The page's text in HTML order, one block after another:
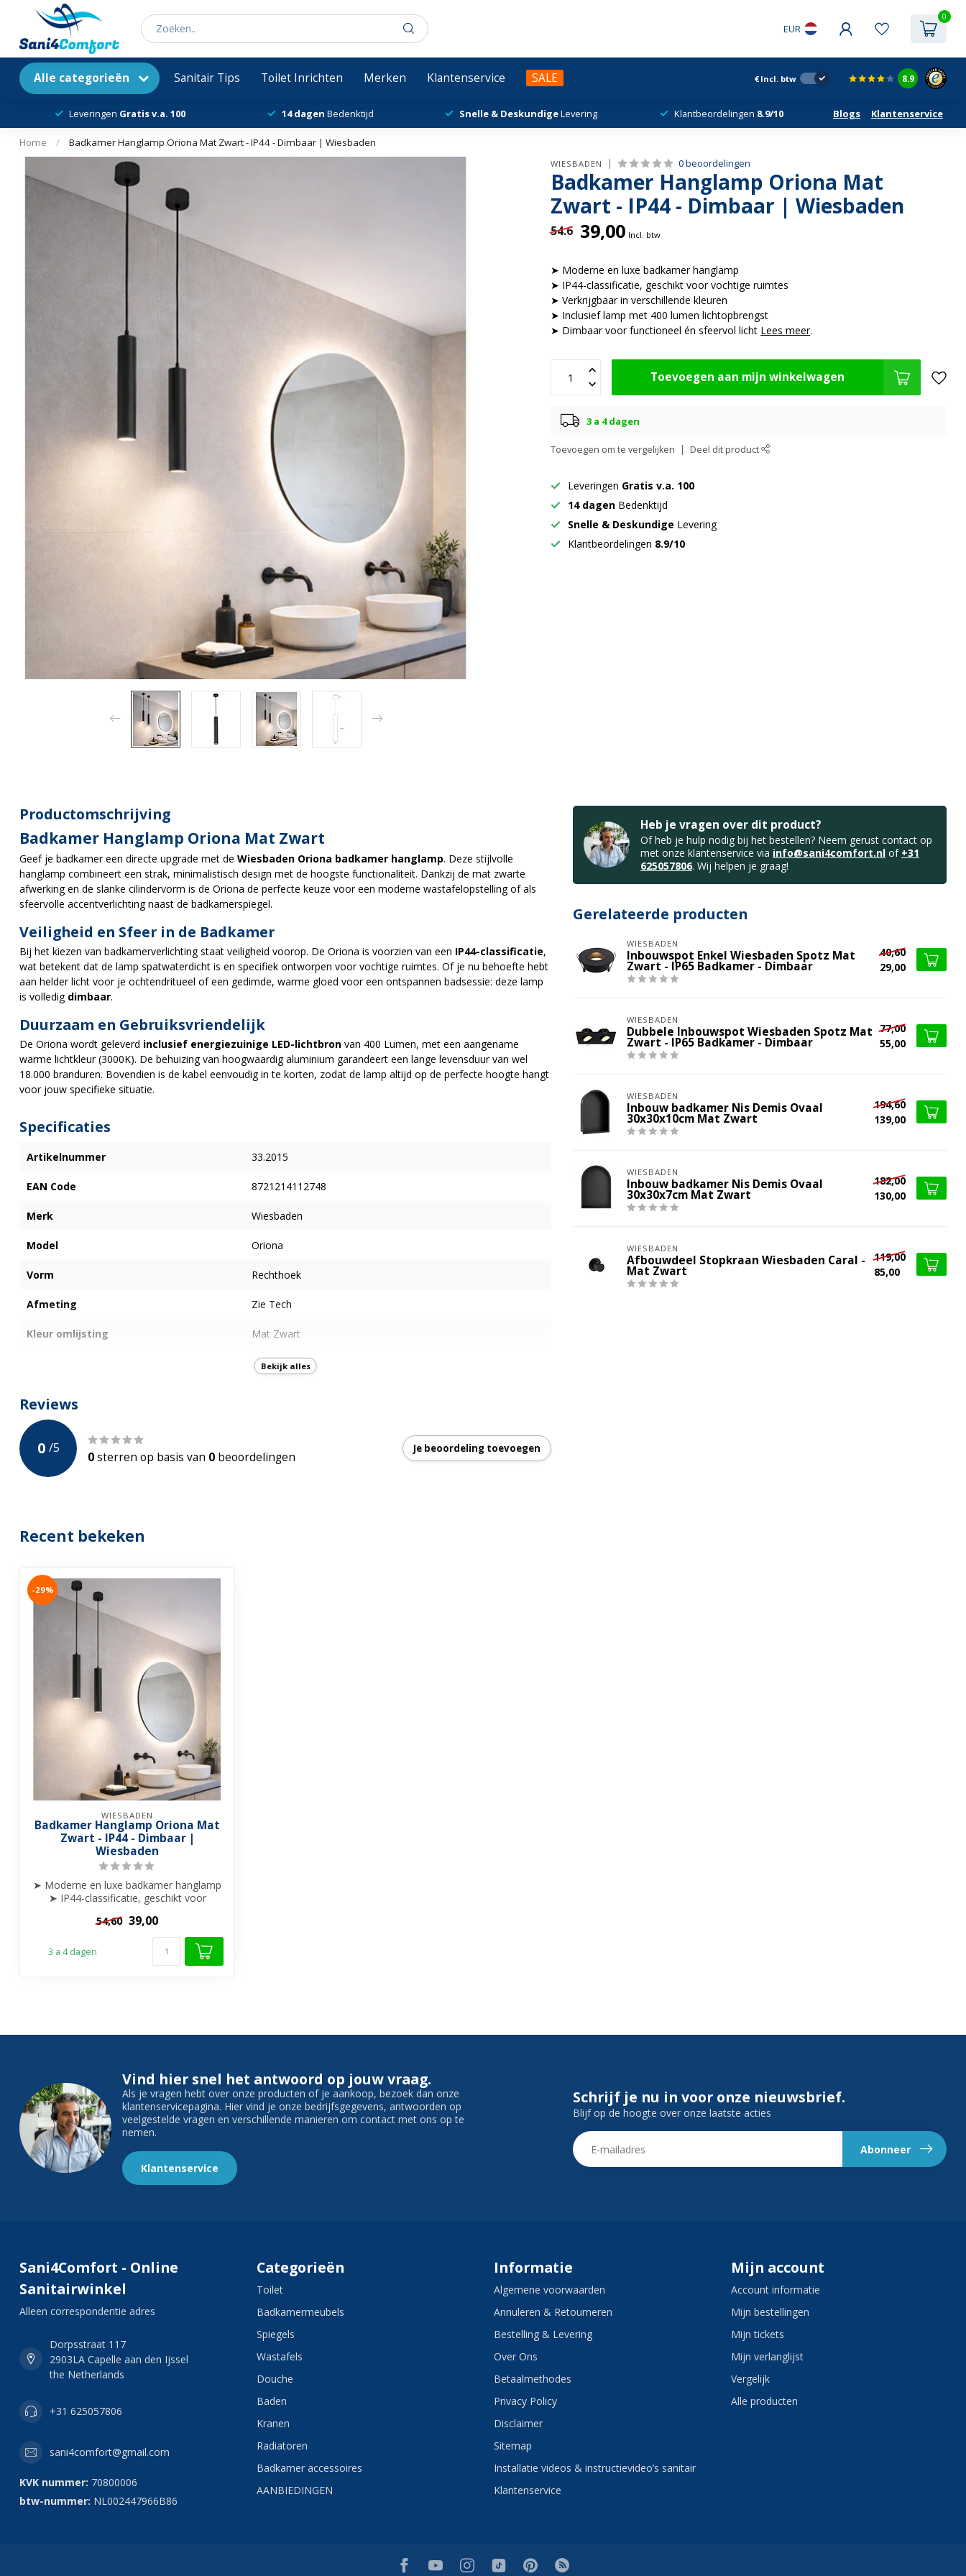
EUR
0
Alle categorieën Sanitair Tips Toilet Inrichten Merken Klantenservice SALE € Incl. btw 8.9
Leveringen Gratis v.a. 100 14 dagen Bedenktijd Snelle & DeskundigeLevering Klantbeordelingen 8.9/10 Blogs Klantenservice
Home / Badkamer Hanglamp Oriona Mat Zwart - IP44 - Dimbaar | Wiesbaden
WIESBADEN 0 beoordelingen
Badkamer Hanglamp Oriona Mat
Zwart - IP44 - Dimbaar | Wiesbaden
54.6 39,00 Incl. btw
➤ Moderne en luxe badkamer hanglamp
➤ IP44-classificatie, geschikt voor vochtige ruimtes
➤ Verkrijgbaar in verschillende kleuren
➤ Inclusief lamp met 400 lumen lichtopbrengst
➤ Dimbaar voor functioneel én sfeervol licht Lees meer.
Toevoegen aan mijn winkelwagen
3 a 4 dagen
Toevoegen om te vergelijken Deel dit product
Leveringen Gratis v.a. 100
14 dagen Bedenktijd
Snelle & Deskundige Levering
Klantbeordelingen 8.9/10
Productomschrijving
Badkamer Hanglamp Oriona Mat Zwart
Geef je badkamer een directe upgrade met de Wiesbaden Oriona badkamer hanglamp. Deze stijlvolle
hanglamp combineert een strak, minimalistisch design met de hoogste functionaliteit. Dankzij de mat zwarte
afwerking en de slanke cilindervorm is de Oriona de perfecte keuze voor een moderne wastafelopstelling of als
sfeervolle accentverlichting naast de badkamerspiegel.
Veiligheid en Sfeer in de Badkamer
Bij het kiezen van badkamerverlichting staat veiligheid voorop. De Oriona is voorzien van een IP44-classificatie,
wat betekent dat de lamp spatwaterdicht is en specifiek ontworpen voor vochtige ruimtes. Of je nu behoefte hebt
aan helder licht voor je ochtendritueel of een gedimde, warme gloed voor een ontspannen badsessie: deze lamp
is volledig dimbaar.
Duurzaam en Gebruiksvriendelijk
De Oriona wordt geleverd inclusief energiezuinige LED-lichtbron van 400 Lumen, met een aangename
warme lichtkleur (3000K). De behuizing van hoogwaardig aluminium garandeert een lange levensduur van wel
18.000 branduren. Bovendien is de kabel eenvoudig in te korten, zodat de lamp altijd op de perfecte hoogte hangt
voor jouw specifieke situatie.
Specificaties
Artikelnummer 33.2015
EAN Code 8721214112748
Merk Wiesbaden
Model Oriona
Vorm Rechthoek
Afmeting Zie Tech
Kleur omlijsting Mat Zwart
Digitale scherm
Type Schakelaar N.B.
Plek verlichting
Kleur verlichting
IP-Waarde
Bekijk alles
Reviews
0 /5
0sterren op basis van 0 beoordelingen
Je beoordeling toevoegen
Heb je vragen over dit product?
Of heb je hulp nodig bij het bestellen? Neem gerust contact op
met onze klantenservice via info@sani4comfort.nl of +31
625057806. Wij helpen je graag!
Gerelateerde producten
WIESBADEN
Inbouwspot Enkel Wiesbaden Spotz Mat
Zwart - IP65 Badkamer - Dimbaar
40,60
29,00
WIESBADEN
Dubbele Inbouwspot Wiesbaden Spotz Mat
Zwart - IP65 Badkamer - Dimbaar
77,00
55,00
WIESBADEN
Inbouw badkamer Nis Demis Ovaal
30x30x10cm Mat Zwart
194,60
139,00
WIESBADEN
Inbouw badkamer Nis Demis Ovaal
30x30x7cm Mat Zwart
182,00
130,00
WIESBADEN
Afbouwdeel Stopkraan Wiesbaden Caral -
Mat Zwart
119,00
85,00
Recent bekeken
-29%
WIESBADEN
Badkamer Hanglamp Oriona Mat
Zwart - IP44 - Dimbaar |
Wiesbaden
➤ Moderne en luxe badkamer hanglamp
➤ IP44-classificatie, geschikt voor
54,60 39,00
3 a 4 dagen
Vind hier snel het antwoord op jouw vraag.
Als je vragen hebt over onze producten of je aankoop, bezoek dan onze
klantenservicepagina. Hier vind je onze bedrijfsgegevens, antwoorden op
veelgestelde vragen en verschillende manieren om contact met ons op te
nemen.
Klantenservice
Schrijf je nu in voor onze nieuwsbrief.
Blijf op de hoogte over onze laatste acties
Abonneer
Sani4Comfort - Online
Sanitairwinkel
Alleen correspondentie adres
Dorpsstraat 117
2903LA Capelle aan den Ijssel
the Netherlands
+31 625057806
sani4comfort@gmail.com
KVK nummer: 70800006
btw-nummer: NL002447966B86
Categorieën
Toilet
Badkamermeubels
Spiegels
Wastafels
Douche
Baden
Kranen
Radiatoren
Badkamer accessoires
AANBIEDINGEN
Informatie
Algemene voorwaarden
Annuleren & Retourneren
Bestelling & Levering
Over Ons
Betaalmethodes
Privacy Policy
Disclaimer
Sitemap
Installatie videos & instructievideo’s sanitair
Klantenservice
Mijn account
Account informatie
Mijn bestellingen
Mijn tickets
Mijn verlanglijst
Vergelijk
Alle producten